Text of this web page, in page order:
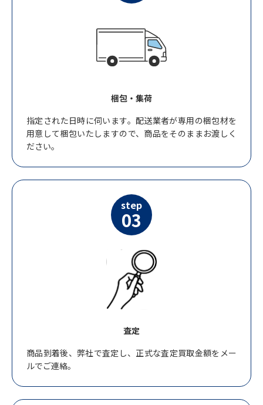
梱包・集荷
指定された日時に伺います。配送業者が専用の梱包材を
用意して梱包いたしますので、商品をそのままお渡しく
ださい。
step
03
査定
商品到着後、弊社で査定し、正式な査定買取金額をメー
ルでご連絡。